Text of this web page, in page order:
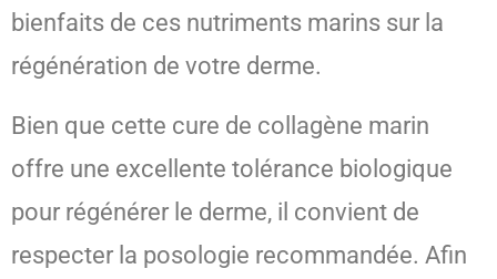
bienfaits de ces nutriments marins sur la
régénération de votre derme.
Bien que cette cure de collagène marin
offre une excellente tolérance biologique
pour régénérer le derme, il convient de
respecter la posologie recommandée. Afin